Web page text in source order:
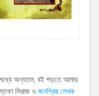
অন্যতম, বই পড়তে আমার
সিরাজ ও জনপ্রিয় লেখক